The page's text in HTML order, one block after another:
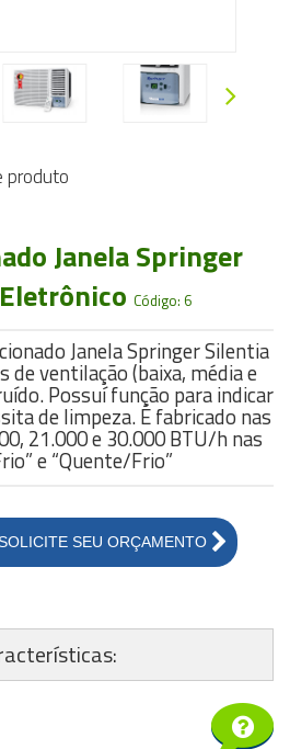
produto
Janela Springer
Código: 6
Janela Springer Silentia
de ventilação (baixa, média e
Possuí função para indicar
de limpeza. É fabricado nas
21.000 e 30.000 BTU/h nas
e “Quente/Frio”
SEU ORÇAMENTO